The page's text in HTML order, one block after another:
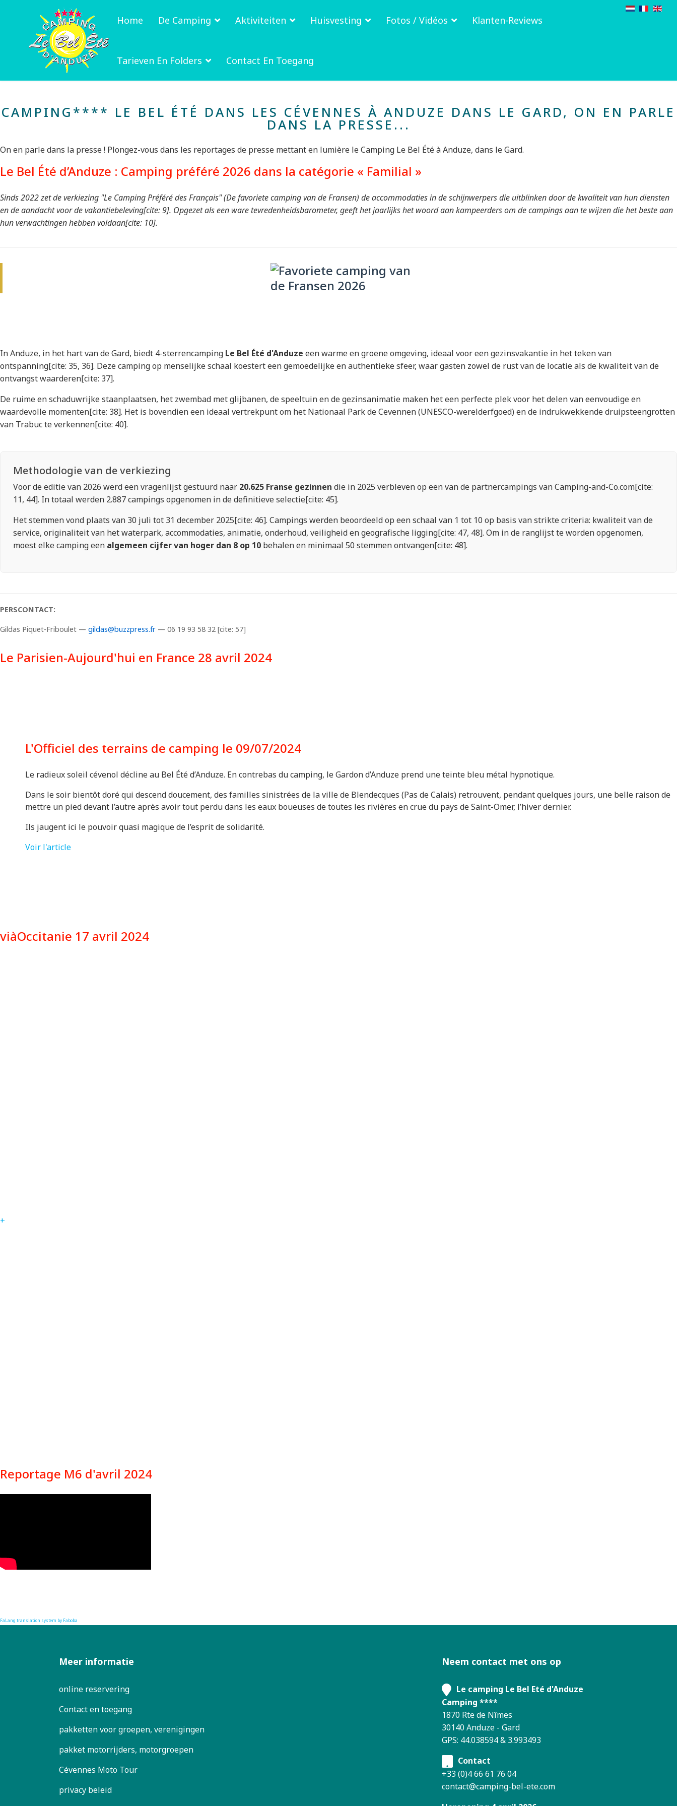
Home De Camping Aktiviteiten Huisvesting Fotos / Vidéos Klanten-Reviews
Tarieven En Folders Contact En Toegang
CAMPING**** LE BEL ÉTÉ DANS LES CÉVENNES À ANDUZE DANS LE GARD, ON EN PARLE
DANS LA PRESSE...
On en parle dans la presse ! Plongez-vous dans les reportages de presse mettant en lumière le Camping Le Bel Été à Anduze, dans le Gard.
Le Bel Été d’Anduze : Camping préféré 2026 dans la catégorie « Familial »
Sinds 2022 zet de verkiezing "Le Camping Préféré des Français" (De favoriete camping van de Fransen) de accommodaties in de schijnwerpers die uitblinken door de kwaliteit van hun diensten
en de aandacht voor de vakantiebeleving[cite: 9]. Opgezet als een ware tevredenheidsbarometer, geeft het jaarlijks het woord aan kampeerders om de campings aan te wijzen die het beste aan
hun verwachtingen hebben voldaan[cite: 10].
In Anduze, in het hart van de Gard, biedt 4-sterrencamping Le Bel Été d'Anduze een warme en groene omgeving, ideaal voor een gezinsvakantie in het teken van
ontspanning[cite: 35, 36]. Deze camping op menselijke schaal koestert een gemoedelijke en authentieke sfeer, waar gasten zowel de rust van de locatie als de kwaliteit van de
ontvangst waarderen[cite: 37].
De ruime en schaduwrijke staanplaatsen, het zwembad met glijbanen, de speeltuin en de gezinsanimatie maken het een perfecte plek voor het delen van eenvoudige en
waardevolle momenten[cite: 38]. Het is bovendien een ideaal vertrekpunt om het Nationaal Park de Cevennen (UNESCO-werelderfgoed) en de indrukwekkende druipsteengrotten
van Trabuc te verkennen[cite: 40].
Methodologie van de verkiezing
Voor de editie van 2026 werd een vragenlijst gestuurd naar 20.625 Franse gezinnen die in 2025 verbleven op een van de partnercampings van Camping-and-Co.com[cite:
11, 44]. In totaal werden 2.887 campings opgenomen in de definitieve selectie[cite: 45].
Het stemmen vond plaats van 30 juli tot 31 december 2025[cite: 46]. Campings werden beoordeeld op een schaal van 1 tot 10 op basis van strikte criteria: kwaliteit van de
service, originaliteit van het waterpark, accommodaties, animatie, onderhoud, veiligheid en geografische ligging[cite: 47, 48]. Om in de ranglijst te worden opgenomen,
moest elke camping een algemeen cijfer van hoger dan 8 op 10 behalen en minimaal 50 stemmen ontvangen[cite: 48].
PERSCONTACT:
Gildas Piquet-Friboulet — gildas@buzzpress.fr — 06 19 93 58 32 [cite: 57]
Le Parisien-Aujourd'hui en France 28 avril 2024
L'Officiel des terrains de camping le 09/07/2024
Le radieux soleil cévenol décline au Bel Été d’Anduze. En contrebas du camping, le Gardon d’Anduze prend une teinte bleu métal hypnotique.
Dans le soir bientôt doré qui descend doucement, des familles sinistrées de la ville de Blendecques (Pas de Calais) retrouvent, pendant quelques jours, une belle raison de
mettre un pied devant l’autre après avoir tout perdu dans les eaux boueuses de toutes les rivières en crue du pays de Saint-Omer, l’hiver dernier.
Ils jaugent ici le pouvoir quasi magique de l’esprit de solidarité.
Voir l'article
viàOccitanie 17 avril 2024
+
Reportage M6 d'avril 2024
FaLang translation system by Faboba
Meer informatie
online reservering
Contact en toegang
pakketten voor groepen, verenigingen
pakket motorrijders, motorgroepen
Cévennes Moto Tour
privacy beleid
Neem contact met ons op
Le camping Le Bel Eté d'Anduze
Camping ****
1870 Rte de Nîmes
30140 Anduze - Gard
GPS: 44.038594 & 3.993493
Contact
+33 (0)4 66 61 76 04
contact@camping-bel-ete.com